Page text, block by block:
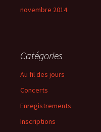
novembre 2014
Catégories
Au fil des jours
Concerts
Enregistrements
Inscriptions